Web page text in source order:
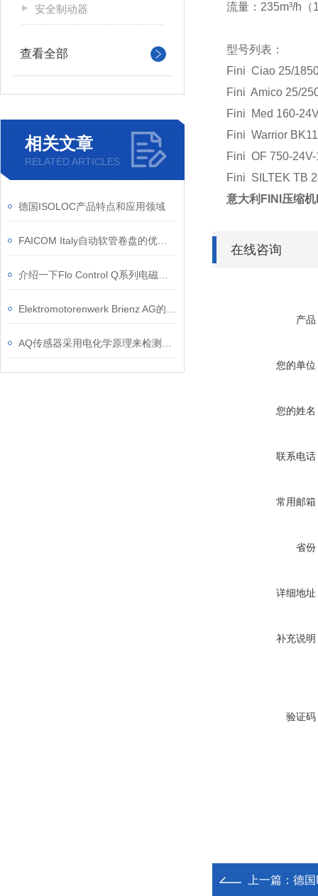
安全制动器
查看全部
相关文章
RELATED ARTICLES
德国ISOLOC产品特点和应用领域
流量：235m³/h（
型号列表：
Fini Ciao 25/
Fini Amico 25/
Fini Med 160-
Fini Warrior
Fini OF 750-24V-
Fini SILTEK TB
意大利FINI压缩
在线咨询
产品
您的单位
您的姓名
联系电话
常用邮箱
省份
详细地址
补充说明
验证码
上一篇： 德